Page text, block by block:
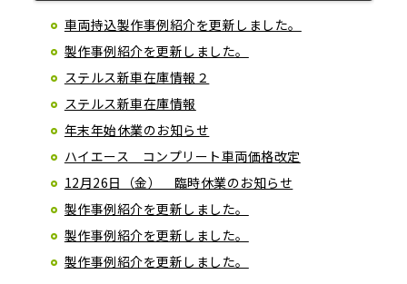
車両持込製作事例紹介を更新しました。
製作事例紹介を更新しました。
ステルス新車在庫情報２
ステルス新車在庫情報
年末年始休業のお知らせ
ハイエース コンプリート車両価格改定
12月26日（金） 臨時休業のお知らせ
製作事例紹介を更新しました。
製作事例紹介を更新しました。
製作事例紹介を更新しました。